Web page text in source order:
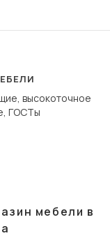
не
дугообразной
высокоточное
ГОСТы
мебели в